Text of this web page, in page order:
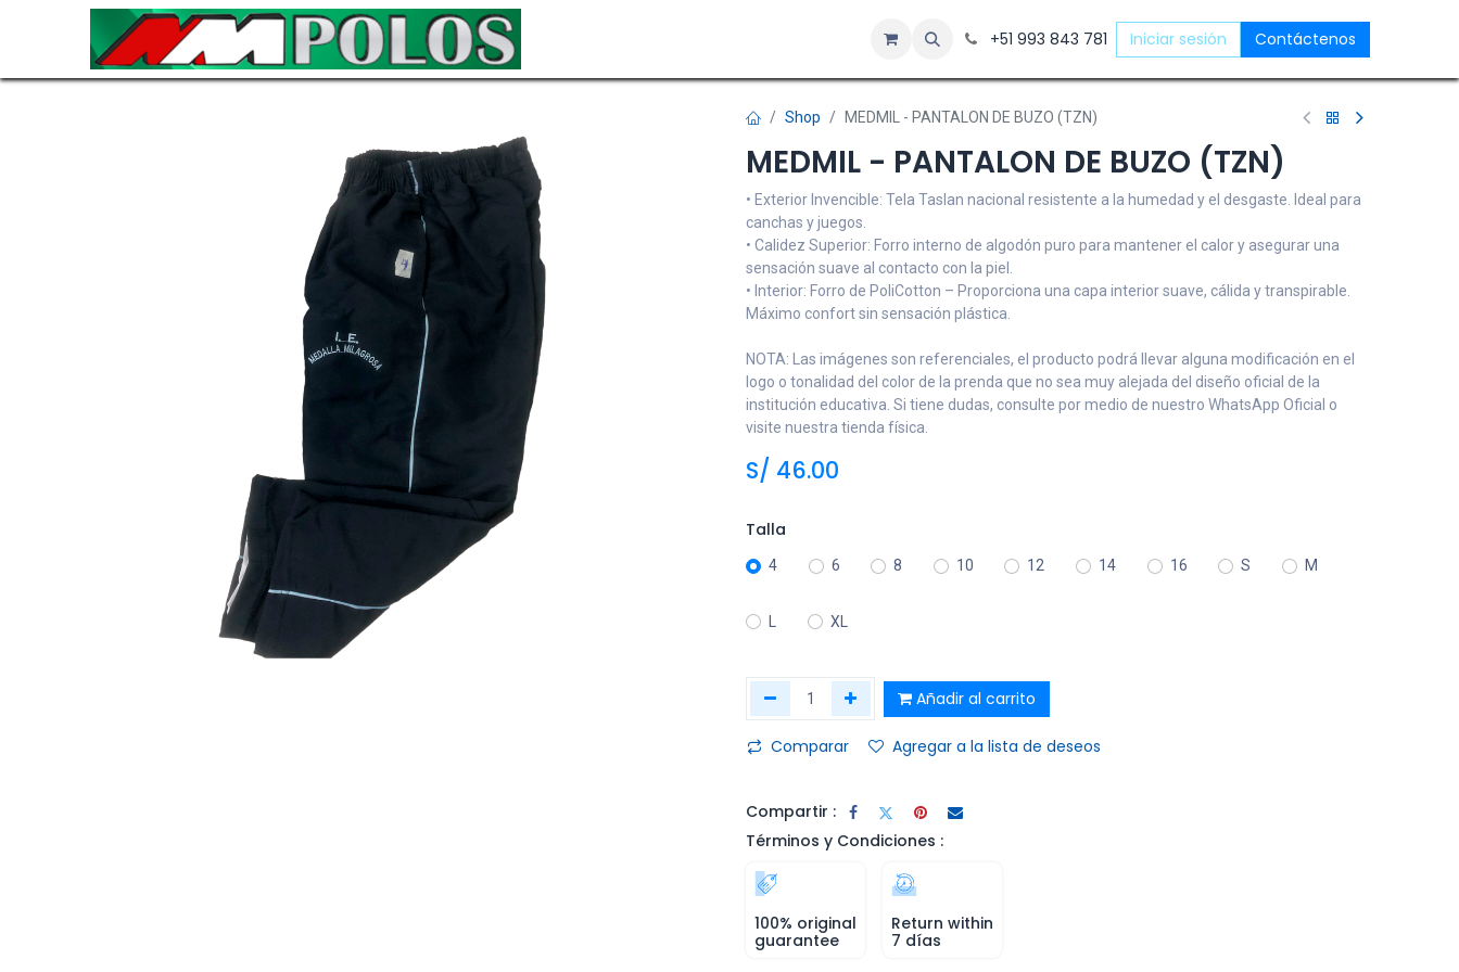
Sobre nosotros Contáctenos
+51 993 843 781 Iniciar sesión Contáctenos
Shop MEDMIL - PANTALON DE BUZO (TZN)
MEDMIL - PANTALON DE BUZO (TZN)
• Exterior Invencible: Tela Taslan nacional resistente a la humedad y el desgaste. Ideal para
canchas y juegos.
• Calidez Superior: Forro interno de algodón puro para mantener el calor y asegurar una
sensación suave al contacto con la piel.
• Interior: Forro de PoliCotton – Proporciona una capa interior suave, cálida y transpirable.
Máximo confort sin sensación plástica.
NOTA: Las imágenes son referenciales, el producto podrá llevar alguna modificación en el
logo o tonalidad del color de la prenda que no sea muy alejada del diseño oficial de la
institución educativa. Si tiene dudas, consulte por medio de nuestro WhatsApp Oficial o
visite nuestra tienda física.
S/ 46.00
Talla
4 6 8 10 12 14 16 S M
L XL
Añadir al carrito
Comparar Agregar a la lista de deseos
Compartir :
Términos y Condiciones :
100% original
guarantee
Return within
7 días